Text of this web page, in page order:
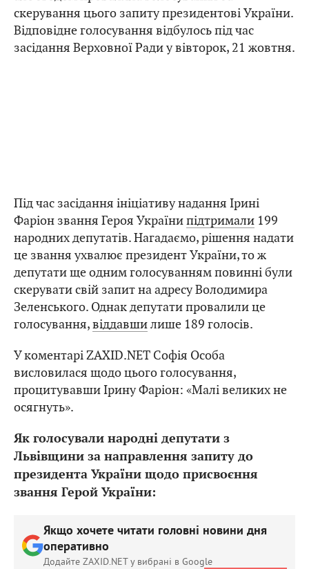
скерування цього запиту президентові України.
Відповідне голосування відбулось під час
засідання Верховної Ради у вівторок, 21 жовтня.
Під час засідання ініціативу надання Ірині
Фаріон звання Героя Українипідтримали 199
народних депутатів. Нагадаємо, рішення надати
це звання ухвалює президент України, то ж
депутати ще одним голосуванням повинні були
скерувати свій запит на адресу Володимира
Зеленського. Однак депутати провалили це
голосування,віддавшилише 189 голосів.
У коментарі ZAXID.NET Софія Особа
висловилася щодо цього голосування,
процитувавши Ірину Фаріон: «Малі великих не
осягнуть».
Як голосували народні депутати з
Львівщини за направлення запиту до
президента України щодо присвоєння
звання Герой України:
Якщо хочете читати головні новини дня
оперативно
Додайте ZAXID.NET у вибрані в Google